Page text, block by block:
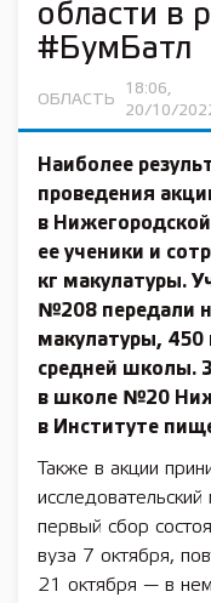
области в
#БумБатл
ОБЛАСТЬ
18:06,
20/10/
Наиболее
проведения
в
ее ученики и
кг макулатуры.
№208 передали
макулатуры, 450
средней школы.
в школе №20
в Институте
Также в акции
первый сбор
вуза 7 октября,
21 октября — в